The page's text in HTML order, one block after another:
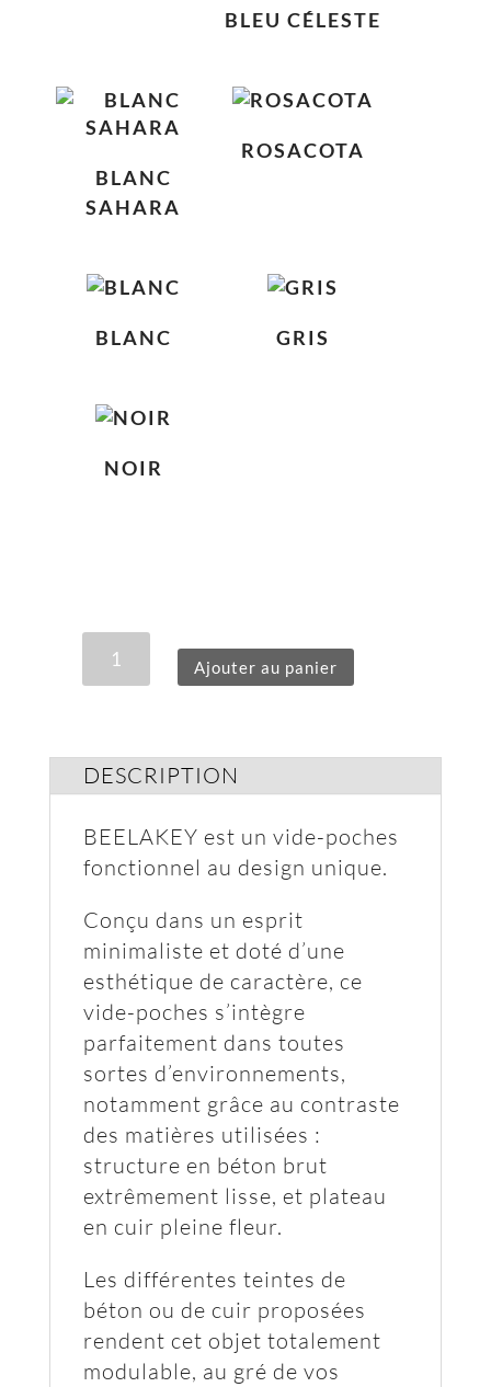
BLEU CÉLESTE
BLANC
SAHARA
ROSACOTA
BLANC GRIS
NOIR
QUANTITÉ
Ajouter au panier
DESCRIPTION
BEELAKEY est un vide-poches
fonctionnel au design unique.
Conçu dans un esprit
minimaliste et doté d’une
esthétique de caractère, ce
vide-poches s’intègre
parfaitement dans toutes
sortes d’environnements,
notamment grâce au contraste
des matières utilisées :
structure en béton brut
extrêmement lisse, et plateau
en cuir pleine fleur.
Les différentes teintes de
béton ou de cuir proposées
rendent cet objet totalement
modulable, au gré de vos